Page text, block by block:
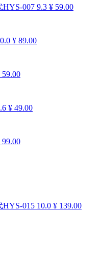
HYS-007 9.3 ¥ 59.00
¥ 89.00
59.00
¥ 49.00
99.00
HYS-015 10.0 ¥ 139.00